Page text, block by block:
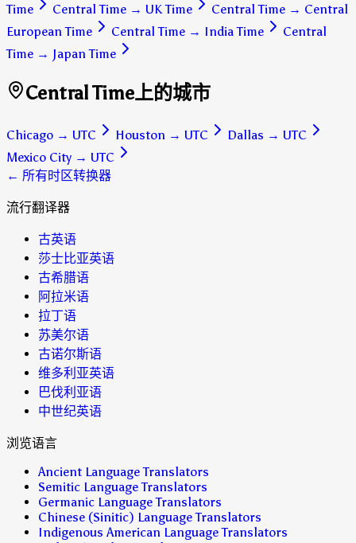
Time
Central Time → UK Time Central Time → Central
European Time
Central Time → India Time
Central
Time → Japan Time
Central Time上的城市
Chicago → UTC Houston → UTC Dallas → UTC
Mexico City → UTC
← 所有时区转换器
流行翻译器
古英语
莎士比亚英语
古希腊语
阿拉米语
拉丁语
苏美尔语
古诺尔斯语
维多利亚英语
巴伐利亚语
中世纪英语
浏览语言
Ancient Language Translators
Semitic Language Translators
Germanic Language Translators
Chinese (Sinitic) Language Translators
Indigenous American Language Translators